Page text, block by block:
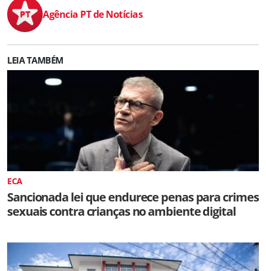
Agência PT de Notícias
LEIA TAMBÉM
ECA
Sancionada lei que endurece penas para crimes
sexuais contra crianças no ambiente digital